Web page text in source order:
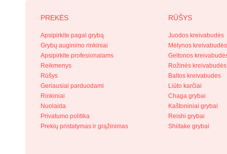
PREKĖS
Apsipirkite pagal grybą
Grybų auginimo rinkiniai
Apsipirkite profesionalams
Reikmenys
Rūšys
Geriausiai parduodami
Rinkiniai
Nuolaida
Privatumo politika
Prekių pristatymas ir grąžinimas
RŪŠYS
Juodos kreivabudės
Mėlynos kreivabudės
Geltonos
Rožinės kreivabudės
Baltos kreivabudės
Liūto karčiai
Chaga grybai
Kaštoniniai grybai
Reishi grybai
Shiitake grybai